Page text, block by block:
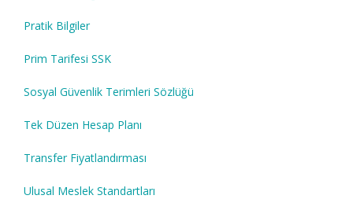
Pratik Bilgiler
Prim Tarifesi SSK
Sosyal Güvenlik Terimleri Sözlüğü
Tek Düzen Hesap Planı
Transfer Fiyatlandırması
Ulusal Meslek Standartları